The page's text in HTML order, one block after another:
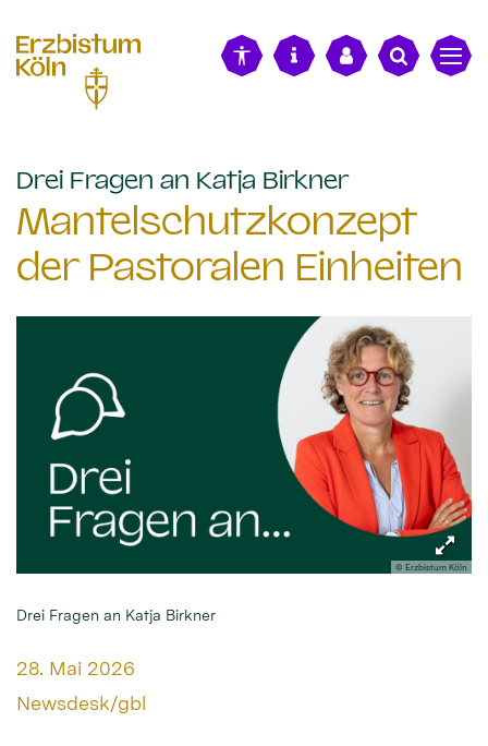
Drei Fragen an Katja Birkner:
Mantelschutzkonzept
der Pastoralen Einheiten
© Erzbistum Köln
Drei Fragen an Katja Birkner
Datum:
28. Mai 2026
Von:
Newsdesk/gbl